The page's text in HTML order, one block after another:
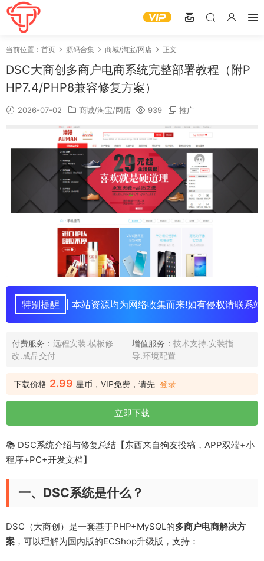
当前位置： 首页 源码合集 商城/淘宝/网店 正文
DSC大商创多商户电商系统完整部署教程（附P
HP7.4/PHP8兼容修复方案）
2026-07-02 商城/淘宝/网店 939 推广
特别提醒 | 本站资源均为网络收集而来!如有侵权请联系
付费服务： 远程安装.模板修
改.成品交付
增值服务： 技术支持.安装指
导.环境配置
下载价格 2.99 星币，VIP免费，请先 登录
立即下载
📚 DSC系统介绍与修复总结【东西来自狗友投稿，APP双端+小
程序+PC+开发文档】
一、DSC系统是什么？
DSC（大商创）是一套基于PHP+MySQL的多商户电商解决方
案 ，可以理解为国内版的ECShop升级版，支持：